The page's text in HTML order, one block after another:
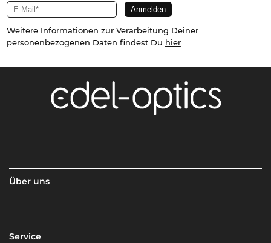
Weitere Informationen zur Verarbeitung Deiner
personenbezogenen Daten findest Du hier
Über uns
Service